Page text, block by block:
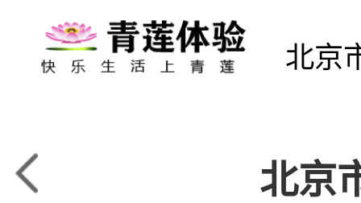
北京
北京